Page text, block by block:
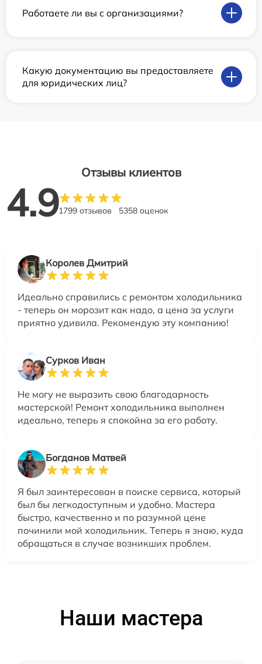
Работаете ли вы с организациями?
Какую документацию вы предоставляете
для юридических лиц?
Отзывы клиентов
4.91799 отзывов 5358 оценок
Королев Дмитрий
Идеально справились с ремонтом холодильника
- теперь он морозит как надо, а цена за услуги
приятно удивила. Рекомендую эту компанию!
Сурков Иван
Не могу не выразить свою благодарность
мастерской! Ремонт холодильника выполнен
идеально, теперь я спокойна за его работу.
Богданов Матвей
Я был заинтересован в поиске сервиса, который
был бы легкодоступным и удобно. Мастера
быстро, качественно и по разумной цене
починили мой холодильник. Теперь я знаю, куда
обращаться в случае возникших проблем.
Наши мастера